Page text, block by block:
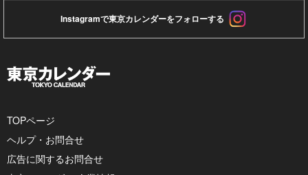
Instagramで東京カレンダーをフォローする
TOPページ
ヘルプ・お問合せ
広告に関するお問合せ